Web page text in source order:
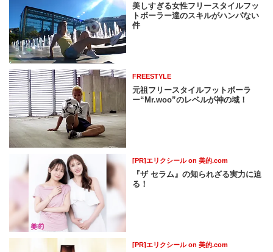
美しすぎる女性フリースタイルフッ
トボーラー達のスキルがハンパない
件
FREESTYLE
元祖フリースタイルフットボーラ
ー“Mr.woo”のレベルが神の域！
[PR]エリクシール on 美的.com
『ザ セラム』の知られざる実力に迫
る！
[PR]エリクシール on 美的.com